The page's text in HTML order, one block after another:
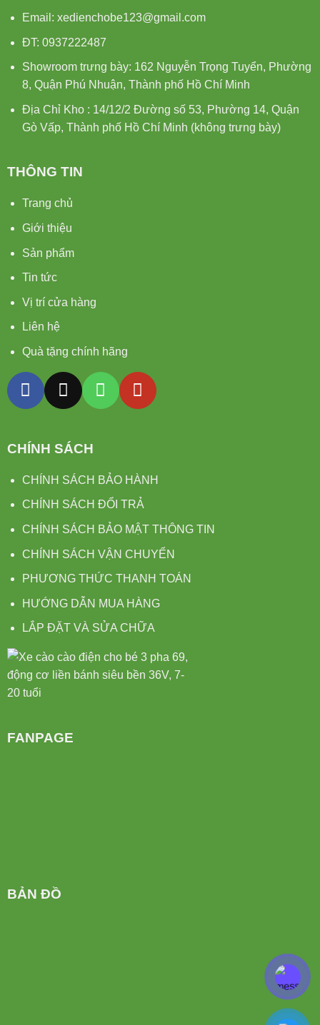
Email: xedienchobe123@gmail.com
ĐT: 0937222487
Showroom trưng bày: 162 Nguyễn Trọng Tuyển, Phường
8, Quận Phú Nhuận, Thành phố Hồ Chí Minh
Địa Chỉ Kho : 14/12/2 Đường số 53, Phường 14, Quận
Gò Vấp, Thành phố Hồ Chí Minh (không trưng bày)
THÔNG TIN
Trang chủ
Giới thiệu
Sản phẩm
Tin tức
Vị trí cửa hàng
Liên hệ
Quà tặng chính hãng
CHÍNH SÁCH
CHÍNH SÁCH BẢO HÀNH
CHÍNH SÁCH ĐỔI TRẢ
CHÍNH SÁCH BẢO MẬT THÔNG TIN
CHÍNH SÁCH VẬN CHUYỂN
PHƯƠNG THỨC THANH TOÁN
HƯỚNG DẪN MUA HÀNG
LẮP ĐẶT VÀ SỬA CHỮA
FANPAGE
BẢN ĐỒ